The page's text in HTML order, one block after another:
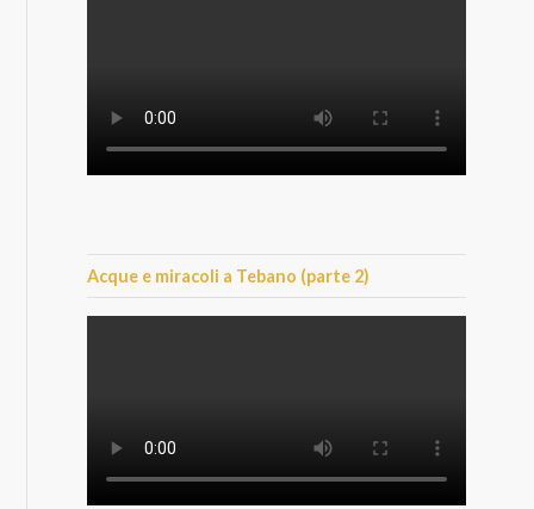
Acque e miracoli a Tebano (parte 2)